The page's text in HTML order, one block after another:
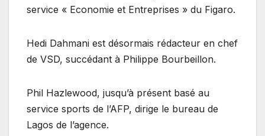
service « Economie et Entreprises » du Figaro.
Hedi Dahmani est désormais rédacteur en chef
de VSD, succédant à Philippe Bourbeillon.
Phil Hazlewood, jusqu’à présent basé au
service sports de l’AFP, dirige le bureau de
Lagos de l’agence.